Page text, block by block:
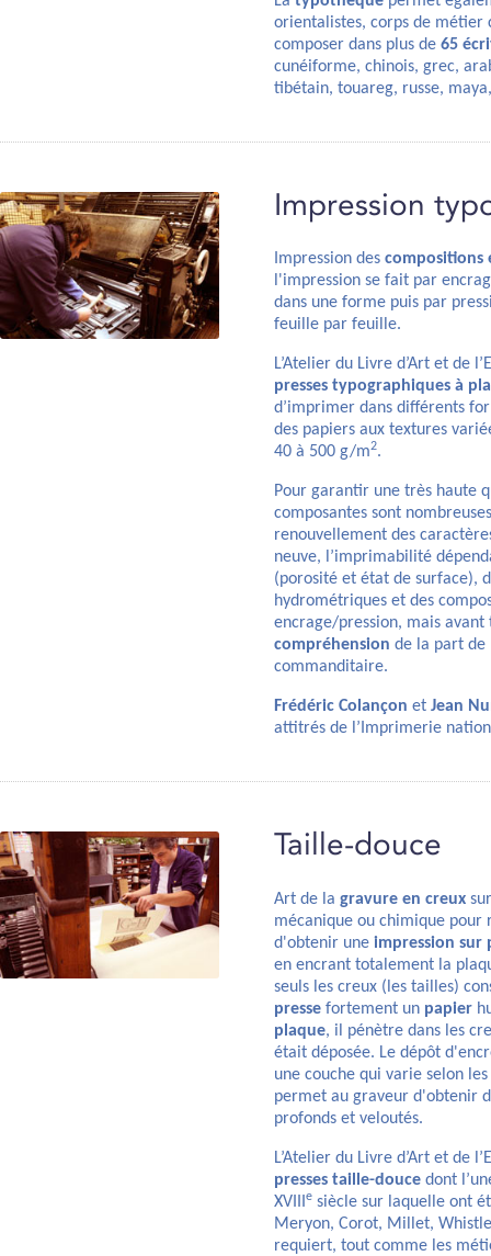
orientalistes, corps de métier
composer dans plus de 65
cunéiforme, chinois, grec,
tibétain, touareg, russe,
Impression
Impression des compositions
l'impression se fait par
dans une forme puis par
feuille par feuille.
L’Atelier du Livre d’Art et de
presses typographiques à
d’imprimer dans différents
des papiers aux textures
40 à 500 g/m2.
Pour garantir une très haute
composantes sont
renouvellement des
neuve, l’imprimabilité
(porosité et état de surface),
hydrométriques et des
encrage/pression, mais
compréhension de la part de
commanditaire.
Frédéric Colançon et Jean
attitrés de l’Imprimerie
Taille-douce
Art de la gravure en creux
mécanique ou chimique pour
d'obtenir une impression sur
en encrant totalement la
seuls les creux (les tailles)
presse fortement un papier
plaque, il pénètre dans les
était déposée. Le dépôt
une couche qui varie selon
permet au graveur d'obtenir
profonds et veloutés.
L’Atelier du Livre d’Art et de
presses taille-douce dont
XVIII
e siècle sur laquelle ont
Meryon, Corot, Millet,
requiert, tout comme les